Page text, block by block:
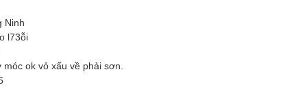
Ninh
l73ỗi
ok vỏ xấu về phải sơn.